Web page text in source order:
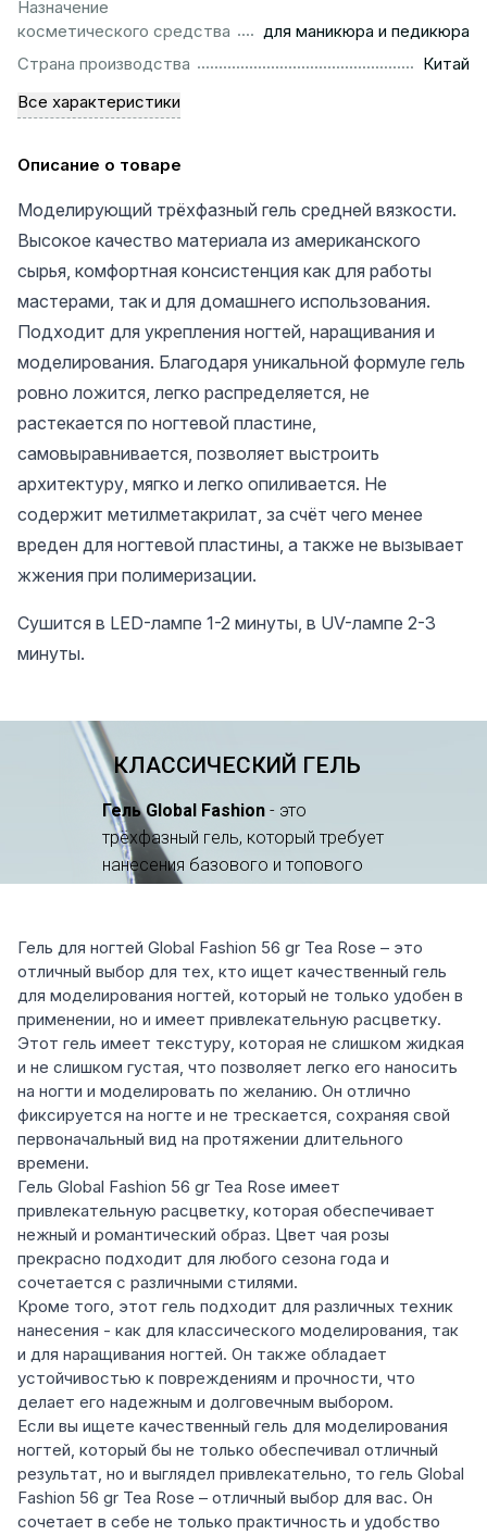
Назначение
косметического средства
для маникюра и педикюра
Страна производства
Китай
Все характеристики
Описание о товаре
Моделирующий трёхфазный гель средней вязкости.
Высокое качество материала из американского
сырья, комфортная консистенция как для работы
мастерами, так и для домашнего использования.
Подходит для укрепления ногтей, наращивания и
моделирования. Благодаря уникальной формуле гель
ровно ложится, легко распределяется, не
растекается по ногтевой пластине,
самовыравнивается, позволяет выстроить
архитектуру, мягко и легко опиливается. Не
содержит метилметакрилат, за счёт чего менее
вреден для ногтевой пластины, а также не вызывает
жжения при полимеризации.
Сушится в LED-лампе 1-2 минуты, в UV-лампе 2-3
минуты.
Гель для ногтей Global Fashion 56 gr Tea Rose – это
отличный выбор для тех, кто ищет качественный гель
для моделирования ногтей, который не только удобен в
применении, но и имеет привлекательную расцветку.
Этот гель имеет текстуру, которая не слишком жидкая
и не слишком густая, что позволяет легко его наносить
на ногти и моделировать по желанию. Он отлично
фиксируется на ногте и не трескается, сохраняя свой
первоначальный вид на протяжении длительного
времени.
Гель Global Fashion 56 gr Tea Rose имеет
привлекательную расцветку, которая обеспечивает
нежный и романтический образ. Цвет чая розы
прекрасно подходит для любого сезона года и
сочетается с различными стилями.
Кроме того, этот гель подходит для различных техник
нанесения - как для классического моделирования, так
и для наращивания ногтей. Он также обладает
устойчивостью к повреждениям и прочности, что
делает его надежным и долговечным выбором.
Если вы ищете качественный гель для моделирования
ногтей, который бы не только обеспечивал отличный
результат, но и выглядел привлекательно, то гель Global
Fashion 56 gr Tea Rose – отличный выбор для вас. Он
сочетает в себе не только практичность и удобство